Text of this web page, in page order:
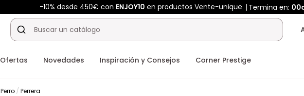
-10% desde 450€ con ENJOY10 en productos Vente-unique Termina en:
Ofertas Novedades Inspiración y Consejos Corner Prestige
Perro Perrera